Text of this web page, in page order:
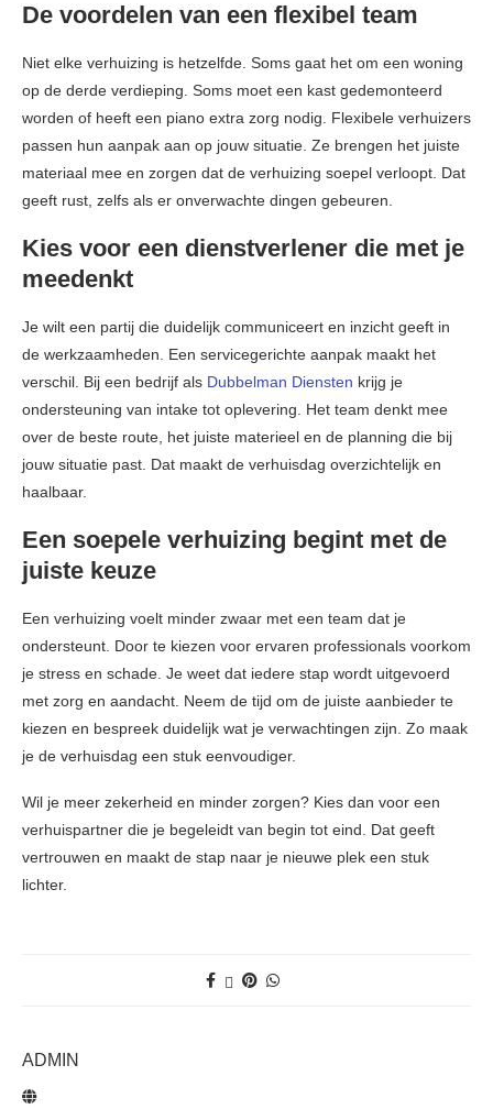
De voordelen van een flexibel team
Niet elke verhuizing is hetzelfde. Soms gaat het om een woning
op de derde verdieping. Soms moet een kast gedemonteerd
worden of heeft een piano extra zorg nodig. Flexibele verhuizers
passen hun aanpak aan op jouw situatie. Ze brengen het juiste
materiaal mee en zorgen dat de verhuizing soepel verloopt. Dat
geeft rust, zelfs als er onverwachte dingen gebeuren.
Kies voor een dienstverlener die met je
meedenkt
Je wilt een partij die duidelijk communiceert en inzicht geeft in
de werkzaamheden. Een servicegerichte aanpak maakt het
verschil. Bij een bedrijf als Dubbelman Diensten krijg je
ondersteuning van intake tot oplevering. Het team denkt mee
over de beste route, het juiste materieel en de planning die bij
jouw situatie past. Dat maakt de verhuisdag overzichtelijk en
haalbaar.
Een soepele verhuizing begint met de
juiste keuze
Een verhuizing voelt minder zwaar met een team dat je
ondersteunt. Door te kiezen voor ervaren professionals voorkom
je stress en schade. Je weet dat iedere stap wordt uitgevoerd
met zorg en aandacht. Neem de tijd om de juiste aanbieder te
kiezen en bespreek duidelijk wat je verwachtingen zijn. Zo maak
je de verhuisdag een stuk eenvoudiger.
Wil je meer zekerheid en minder zorgen? Kies dan voor een
verhuispartner die je begeleidt van begin tot eind. Dat geeft
vertrouwen en maakt de stap naar je nieuwe plek een stuk
lichter.
ADMIN